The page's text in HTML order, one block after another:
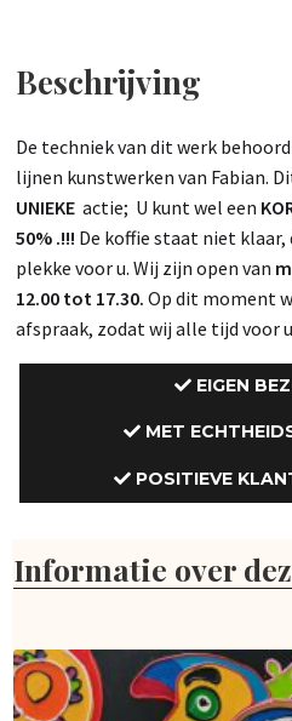
Beschrijving
De techniek van dit werk
lijnen kunstwerken van Fabian.
UNIEKEactie; U kunt wel een
50% .!!! De koffie staat niet
plekke voor u. Wij zijn open van
12.00 tot 17.30. Op dit moment
afspraak, zodat wij alle tijd voor
EIGEN
MET
POSITIEVE
Informatie over